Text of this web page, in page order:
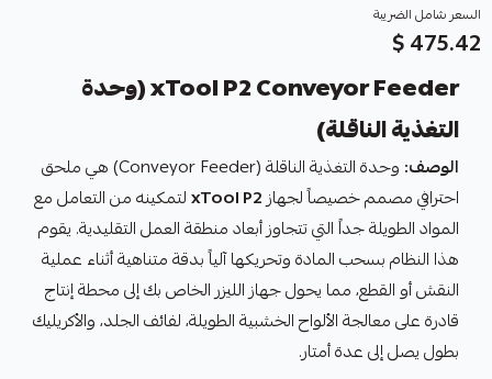
السعر شامل الضريبة
475.42 $
xTool P2 Conveyor Feeder (وحدة
التغذية الناقلة)
الوصف:
وحدة التغذية الناقلة (Conveyor Feeder) هي ملحق
احترافي مصمم خصيصاً لجهازxTool P2لتمكينه من التعامل مع
المواد الطويلة جداً التي تتجاوز أبعاد منطقة العمل التقليدية. يقوم
هذا النظام بسحب المادة وتحريكها آلياً بدقة متناهية أثناء عملية
النقش أو القطع، مما يحول جهاز الليزر الخاص بك إلى محطة إنتاج
قادرة على معالجة الألواح الخشبية الطويلة، لفائف الجلد، والأكريليك
بطول يصل إلى عدة أمتار.